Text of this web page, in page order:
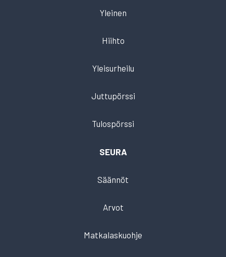
Yleinen
Hiihto
Yleisurheilu
Juttupörssi
Tulospörssi
SEURA
Säännöt
Arvot
Matkalaskuohje